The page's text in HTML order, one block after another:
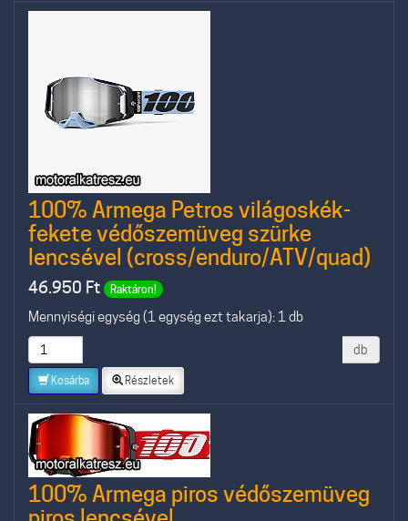
100% Armega Petros világoskék-
fekete védőszemüveg szürke
lencsével (cross/enduro/ATV/quad)
46.950 Ft Raktáron!
Mennyiségi egység (1 egység ezt takarja): 1 db
db
Kosárba Részletek
100% Armega piros védőszemüveg